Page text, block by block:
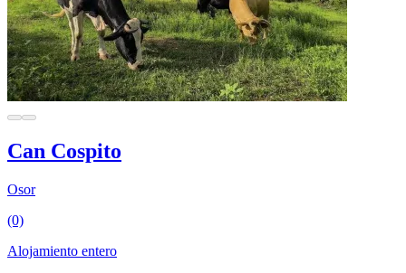
Can Cospito
Osor
(0)
Alojamiento entero